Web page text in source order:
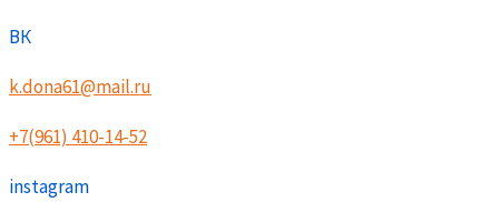
ВК
k.dona61@mail.ru
+7(961) 410-14-52
instagram